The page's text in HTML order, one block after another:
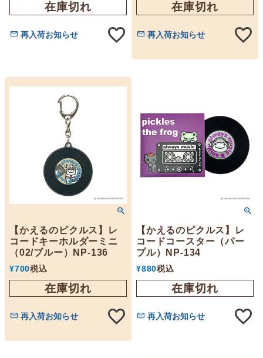
在庫切れ
再入荷お知らせ
在庫切れ
再入荷お知らせ
【かえるのピクルス】レ
コードキーホルダーミニ
（02/ブルー）NP-136
¥700税込
在庫切れ
再入荷お知らせ
【かえるのピクルス】レ
コードコースター（パー
プル）NP-134
¥880税込
在庫切れ
再入荷お知らせ